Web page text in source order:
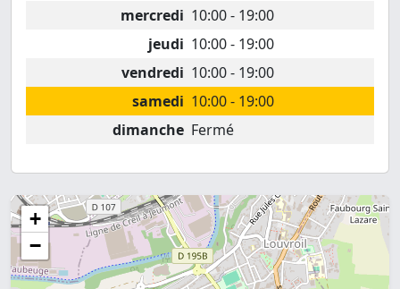
mercredi 10:00 - 19:00
jeudi 10:00 - 19:00
vendredi 10:00 - 19:00
samedi 10:00 - 19:00
dimanche Fermé
+
−